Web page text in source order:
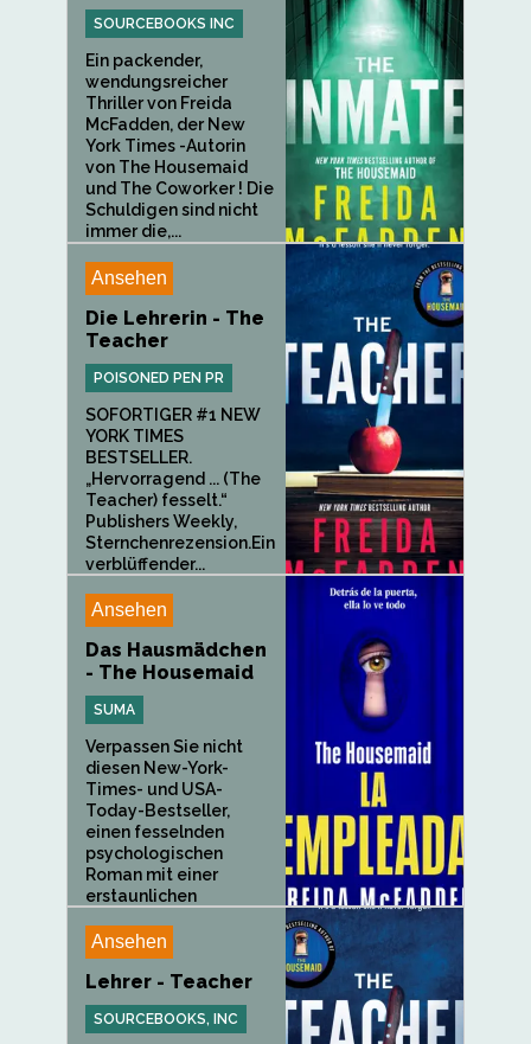
SOURCEBOOKS INC
Ein packender,
wendungsreicher
Thriller von Freida
McFadden, der New
York Times -Autorin
von The Housemaid
und The Coworker ! Die
Schuldigen sind nicht
immer die,...
Ansehen
Die Lehrerin - The
Teacher
POISONED PEN PR
SOFORTIGER #1 NEW
YORK TIMES
BESTSELLER.
„Hervorragend ... (The
Teacher) fesselt.“
Publishers Weekly,
Sternchenrezension.Ein
verblüffender...
Ansehen
Das Hausmädchen
- The Housemaid
SUMA
Verpassen Sie nicht
diesen New-York-
Times- und USA-
Today-Bestseller,
einen fesselnden
psychologischen
Roman mit einer
erstaunlichen
Ansehen
Lehrer - Teacher
SOURCEBOOKS, INC